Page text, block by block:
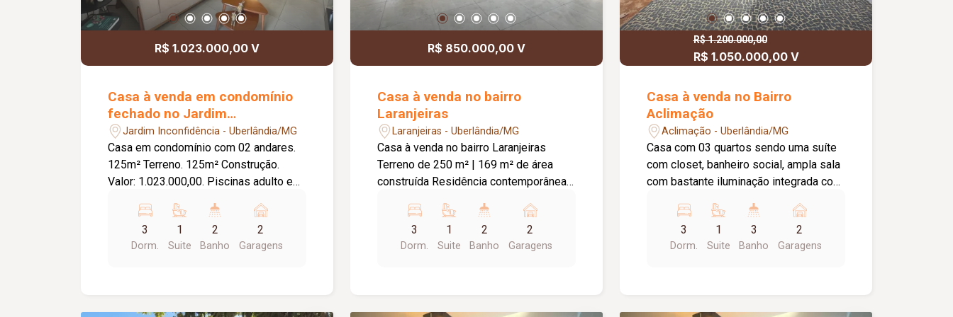
de Terreno.
R$ 1.023.000,00 V
Casa à venda em condomínio
fechado no Jardim
Inconfidência
Jardim Inconfidência - Uberlândia/MG
Casa em condomínio com 02 andares.
125m² Terreno. 125m² Construção.
Valor: 1.023.000,00. Piscinas adulto e
climatizado com churrasqueira, móveis
e eletrodomésticos completo.
Academia. Portaria 24h. *1° andar*
3
Dorm.
1
Suite
2
Banho
2
Garagens
R$ 850.000,00 V
Casa à venda no bairro
Laranjeiras
Laranjeiras - Uberlândia/MG
Casa à venda no bairro Laranjeiras
Terreno de 250 m² | 169 m² de área
construída Residência contemporânea
ambientes integrados, ideal para quem
busca conforto, sofisticação e
qualidade de vida. O imóvel conta com
3
Dorm.
1
Suite
2
Banho
2
Garagens
R$ 1.200.000,00
R$ 1.050.000,00 V
Casa à venda no Bairro
Aclimação
Aclimação - Uberlândia/MG
Casa com 03 quartos sendo uma suíte
com closet, banheiro social, ampla sala
com bastante iluminação integrada com
quintal para área verde. Também com
lavado para atender o espaço gourmet
e lavanderia totalmente separada e
3
Dorm.
1
Suite
3
Banho
2
Garagens